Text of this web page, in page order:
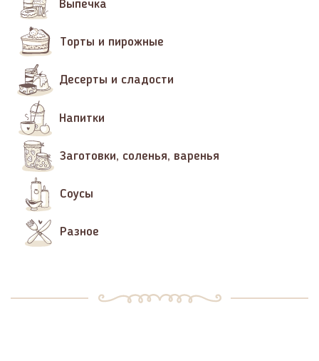
Выпечка
Торты и пирожные
Десерты и сладости
Напитки
Заготовки, соленья, варенья
Соусы
Разное